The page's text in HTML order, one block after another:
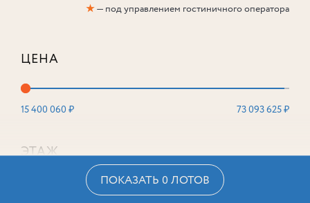
★— под управлением гостиничного оператора
ЦЕНА
15 400 060 ₽ 73 093 625 ₽
ЭТАЖ
ПОКАЗАТЬ 0 ЛОТОВ